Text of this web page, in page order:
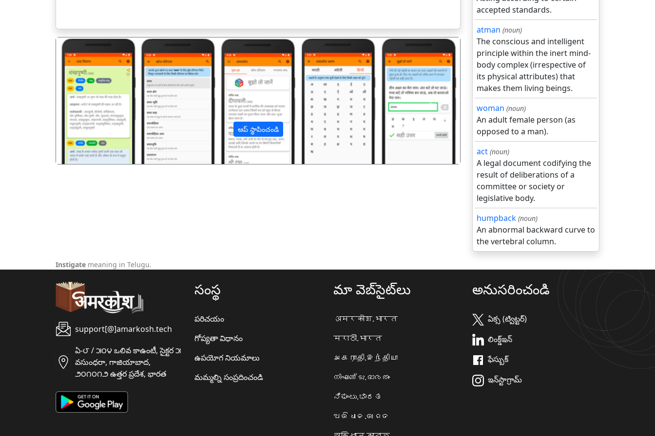
ఆప్ స్థాపించండి
पिछला अगला
accepted standards.
atman (noun)
The conscious and intelligent
principle within the inert mind-
body complex (irrespective of
its physical attributes) that
makes them living beings.
woman (noun)
An adult female person (as
opposed to a man).
act (noun)
A legal document codifying the
result of deliberations of a
committee or society or
legislative body.
humpback (noun)
An abnormal backward curve to
the vertebral column.
Instigate meaning in Telugu.
support[@]amarkosh.tech
ఏ-౮ / ౫౦౪ ఒలివ కాఉంటీ, సైక్టర ౫
వసుంధరా, గాజియాబాద,
౨౦౧౦౧౨ ఉత్తర ప్రదేశ, భారత
సంస్థ
పరిచయం
గోప్యతా విధానం
ఉపయోగ నియమాలు
మమ్మల్ని సంప్రదించండి
మా వెబ్‌సైట్‌లు
अमरकोश.भारत
मराठी.भारत
அகராதி.இந்தியா
നിഘണ്ടു.ഭാരതം
ನಿಘಂಟು.ಭಾರತ
ଅଭିଧାନ.ଭାରତ
అనుసరించండి
ఏక్స (ట్విట్టర్)
లింక్డ్ఇన్
ఫేస్బుక్
ఇన్‌స్టాగ్రామ్